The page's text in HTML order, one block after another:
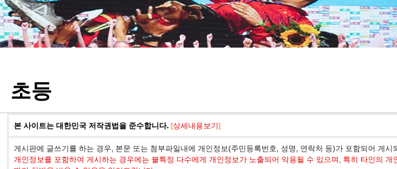
학부모방
정기고사 기출문제
초등
본 사이트는 대한민국 저작권법을 준수합니다. [상세내용보기]
게시판에 글쓰기를 하는 경우, 본문 또는 첨부파일내에 개인정보(주민등록번호, 성명, 연락처 등)가 포함되어 게시
개인정보를 포함하여 게시하는 경우에는 불특정 다수에게 개인정보가 노출되어 악용될 수 있으며, 특히 타인의